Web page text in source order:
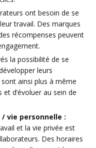
ont besoin de se
travail. Des marques
récompenses peuvent
la possibilité de se
leurs
ainsi plus à même
d’évoluer au sein de
vie personnelle :
et la vie privée est
Des horaires